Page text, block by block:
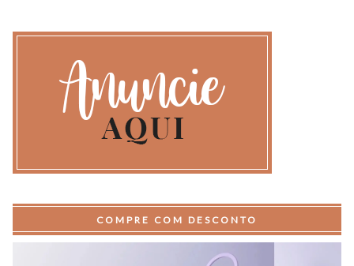
COMPRE COM DESCONTO